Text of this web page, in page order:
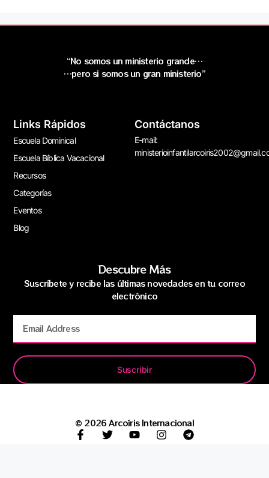
“No somos un ministerio grande…
…pero si somos un gran ministerio”
Links Rápidos
Escuela Dominical
Escuela Bíblica Vacacional
Recursos
Categorías
Eventos
Blog
Contáctanos
E-mail:
Descubre Más
Suscríbete y recibe las últimas novedades en tu correo
electrónico
Suscribir
© 2026 Arcoíris Internacional